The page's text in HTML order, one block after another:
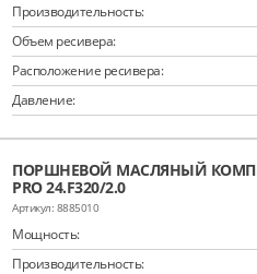
Производительность:
Объем ресивера:
Расположение ресивера:
Давление:
ПОРШНЕВОЙ МАСЛЯНЫЙ
PRO 24.F320/2.0
8885010
Мощность:
Производительность: